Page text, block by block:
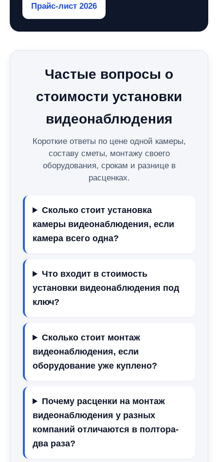
Прайс-лист 2026
Частые вопросы о
стоимости установки
видеонаблюдения
Короткие ответы по цене одной камеры,
составу сметы, монтажу своего
оборудования, срокам и разнице в
расценках.
Сколько стоит установка
камеры видеонаблюдения, если
камера всего одна?
Что входит в стоимость
установки видеонаблюдения под
ключ?
Сколько стоит монтаж
видеонаблюдения, если
оборудование уже куплено?
Почему расценки на монтаж
видеонаблюдения у разных
компаний отличаются в полтора-
два раза?